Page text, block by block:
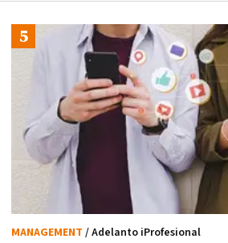
MANAGEMENT / Adelanto iProfesional